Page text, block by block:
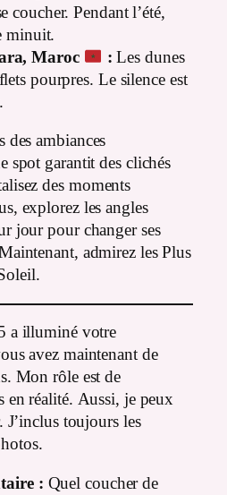
coucher. Pendant l’été,
minuit.
Maroc
: Les dunes
pourpres. Le silence est
ambiances
spot garantit des clichés
des moments
explorez les angles
jour pour changer ses
admirez les Plus
a illuminé votre
avez maintenant de
Mon rôle est de
en réalité. Aussi, je peux
toujours les
: Quel coucher de